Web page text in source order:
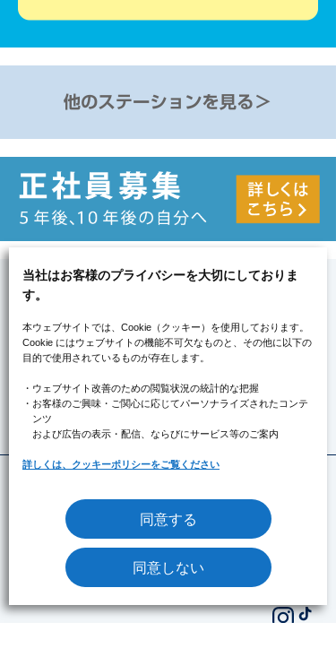
みずたま介護ステーションについて
トピックス
6つの魅力
ステーション情報
ステーション一覧
NEWS
採用情報
当社はお客様のプライバシーを大切にしておりま
す。
本ウェブサイトでは、Cookie（クッキー）を使用しております。
Cookie にはウェブサイトの機能不可欠なものと、その他に以下の
目的で使用されているものが存在します。
・ウェブサイト改善のための閲覧状況の統計的な把握
・お客様のご興味・ご関心に応じてパーソナライズされたコンテ
ンツ
および広告の表示・配信、ならびにサービス等のご案内
詳しくは、クッキーポリシーをご覧ください
同意する
同意しない